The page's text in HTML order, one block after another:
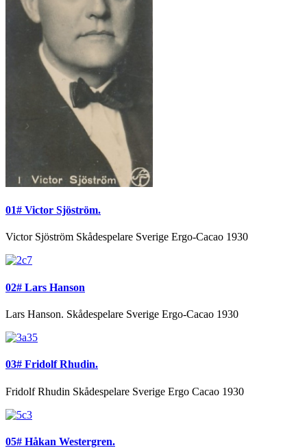
01# Victor Sjöström.
Victor Sjöström Skådespelare Sverige Ergo-Cacao 1930
02# Lars Hanson
Lars Hanson. Skådespelare Sverige Ergo-Cacao 1930
03# Fridolf Rhudin.
Fridolf Rhudin Skådespelare Sverige Ergo Cacao 1930
05# Håkan Westergren.